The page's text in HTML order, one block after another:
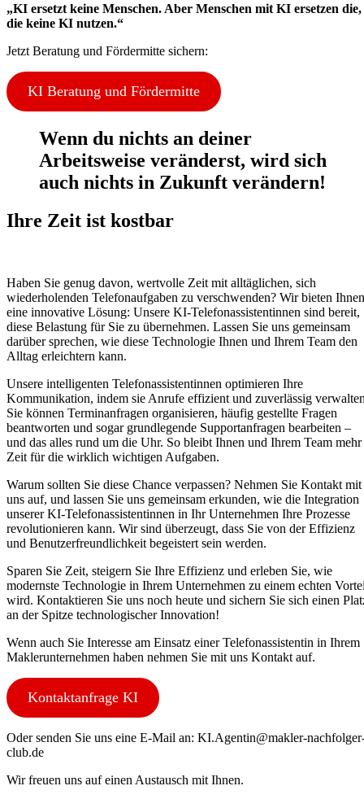
„KI ersetzt keine Menschen. Aber Menschen mit KI ersetzen die,
die keine KI nutzen.“
Jetzt Beratung und Fördermitte sichern:
KI Beratung und Fördermitte
Wenn du nichts an deiner
Arbeitsweise veränderst, wird sich
auch nichts in Zukunft verändern!
Ihre Zeit ist kostbar
Haben Sie genug davon, wertvolle Zeit mit alltäglichen, sich
wiederholenden Telefonaufgaben zu verschwenden? Wir bieten Ihnen
eine innovative Lösung: Unsere KI-Telefonassistentinnen sind bereit,
diese Belastung für Sie zu übernehmen. Lassen Sie uns gemeinsam
darüber sprechen, wie diese Technologie Ihnen und Ihrem Team den
Alltag erleichtern kann.
Unsere intelligenten Telefonassistentinnen optimieren Ihre
Kommunikation, indem sie Anrufe effizient und zuverlässig
Sie können Terminanfragen organisieren, häufig gestellte Fragen
beantworten und sogar grundlegende Supportanfragen bearbeiten –
und das alles rund um die Uhr. So bleibt Ihnen und Ihrem Team mehr
Zeit für die wirklich wichtigen Aufgaben.
Warum sollten Sie diese Chance verpassen? Nehmen Sie Kontakt mit
uns auf, und lassen Sie uns gemeinsam erkunden, wie die Integration
unserer KI-Telefonassistentinnen in Ihr Unternehmen Ihre Prozesse
revolutionieren kann. Wir sind überzeugt, dass Sie von der Effizienz
und Benutzerfreundlichkeit begeistert sein werden.
Sparen Sie Zeit, steigern Sie Ihre Effizienz und erleben Sie, wie
modernste Technologie in Ihrem Unternehmen zu einem echten
wird. Kontaktieren Sie uns noch heute und sichern Sie sich einen
an der Spitze technologischer Innovation!
Wenn auch Sie Interesse am Einsatz einer Telefonassistentin in Ihrem
Maklerunternehmen haben nehmen Sie mit uns Kontakt auf.
Kontaktanfrage KI
Oder senden Sie uns eine E-Mail an: KI.Agentin@makler-
club.de
Wir freuen uns auf einen Austausch mit Ihnen.